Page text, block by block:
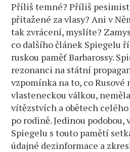
Příliš temné? Příliš
přitažené za vlasy? Ani v
tak zvrácení, myslíte?
co dalšího článek Spiegelu
ruskou paměť Barbarossy.
rezonanci na státní
vzpomínka na to, co Rusové
vlasteneckou válkou,
vítězstvích a obětech
po rodině. Jedinou podobou,
Spiegelu s touto pamětí
údajné dezinformace a